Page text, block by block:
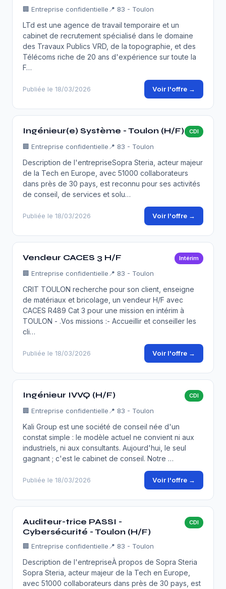
🏢 Entreprise confidentielle 📍 83 - Toulon
LTd est une agence de travail temporaire et un
cabinet de recrutement spécialisé dans le domaine
des Travaux Publics VRD, de la topographie, et des
Télécoms riche de 20 ans d'expérience sur toute la
F…
Publiée le 18/03/2026 Voir l'offre →
Ingénieur(e) Système - Toulon (H/F) CDI
🏢 Entreprise confidentielle 📍 83 - Toulon
Description de l'entrepriseSopra Steria, acteur majeur
de la Tech en Europe, avec 51000 collaborateurs
dans près de 30 pays, est reconnu pour ses activités
de conseil, de services et solu…
Publiée le 18/03/2026 Voir l'offre →
Vendeur CACES 3 H/F Intérim
🏢 Entreprise confidentielle 📍 83 - Toulon
CRIT TOULON recherche pour son client, enseigne
de matériaux et bricolage, un vendeur H/F avec
CACES R489 Cat 3 pour une mission en intérim à
TOULON - .Vos missions :- Accueillir et conseiller les
cli…
Publiée le 18/03/2026 Voir l'offre →
Ingénieur IVVQ (H/F) CDI
🏢 Entreprise confidentielle 📍 83 - Toulon
Kali Group est une société de conseil née d'un
constat simple : le modèle actuel ne convient ni aux
industriels, ni aux consultants. Aujourd'hui, le seul
gagnant ; c'est le cabinet de conseil. Notre …
Publiée le 18/03/2026 Voir l'offre →
Auditeur-trice PASSI -
Cybersécurité - Toulon (H/F)
CDI
🏢 Entreprise confidentielle 📍 83 - Toulon
Description de l'entrepriseÀ propos de Sopra Steria​
Sopra Steria, acteur majeur de la Tech en Europe,
avec 51000 collaborateurs dans près de 30 pays, est